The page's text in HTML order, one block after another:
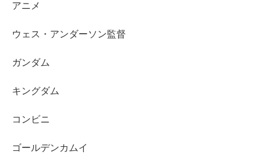
アニメ
ウェス・アンダーソン監督
ガンダム
キングダム
コンビニ
ゴールデンカムイ